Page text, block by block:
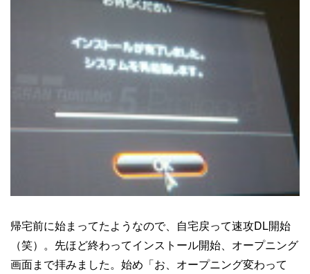
帰宅前に始まってたようなので、自宅戻って速攻DL開始
（笑）。先ほど終わってインストール開始、オープニング
画面まで拝みました。始め「お、オープニング変わって